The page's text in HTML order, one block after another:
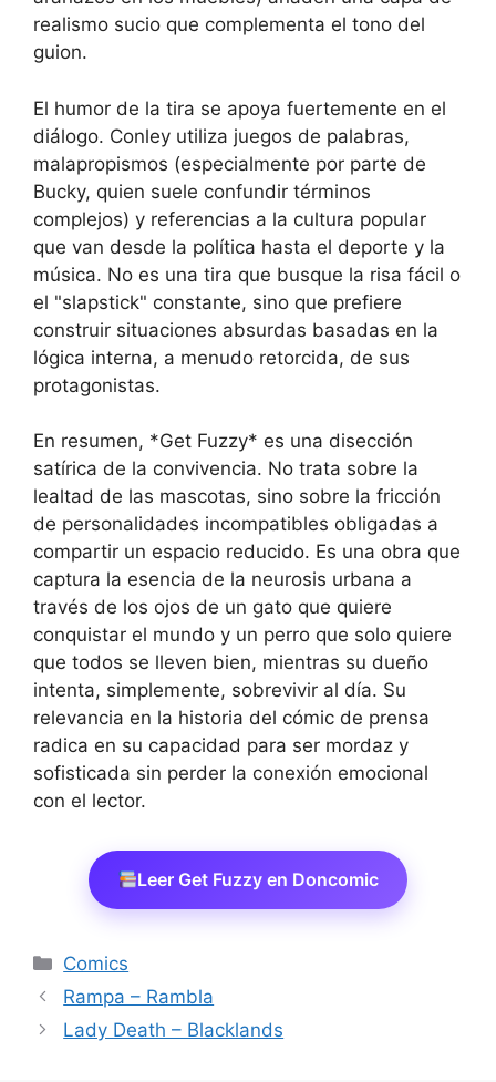
realismo sucio que complementa el tono del
guion.
El humor de la tira se apoya fuertemente en el
diálogo. Conley utiliza juegos de palabras,
malapropismos (especialmente por parte de
Bucky, quien suele confundir términos
complejos) y referencias a la cultura popular
que van desde la política hasta el deporte y la
música. No es una tira que busque la risa fácil o
el "slapstick" constante, sino que prefiere
construir situaciones absurdas basadas en la
lógica interna, a menudo retorcida, de sus
protagonistas.
En resumen, *Get Fuzzy* es una disección
satírica de la convivencia. No trata sobre la
lealtad de las mascotas, sino sobre la fricción
de personalidades incompatibles obligadas a
compartir un espacio reducido. Es una obra que
captura la esencia de la neurosis urbana a
través de los ojos de un gato que quiere
conquistar el mundo y un perro que solo quiere
que todos se lleven bien, mientras su dueño
intenta, simplemente, sobrevivir al día. Su
relevancia en la historia del cómic de prensa
radica en su capacidad para ser mordaz y
sofisticada sin perder la conexión emocional
con el lector.
Leer Get Fuzzy en Doncomic
Categorías
Comics
Rampa – Rambla
Lady Death – Blacklands